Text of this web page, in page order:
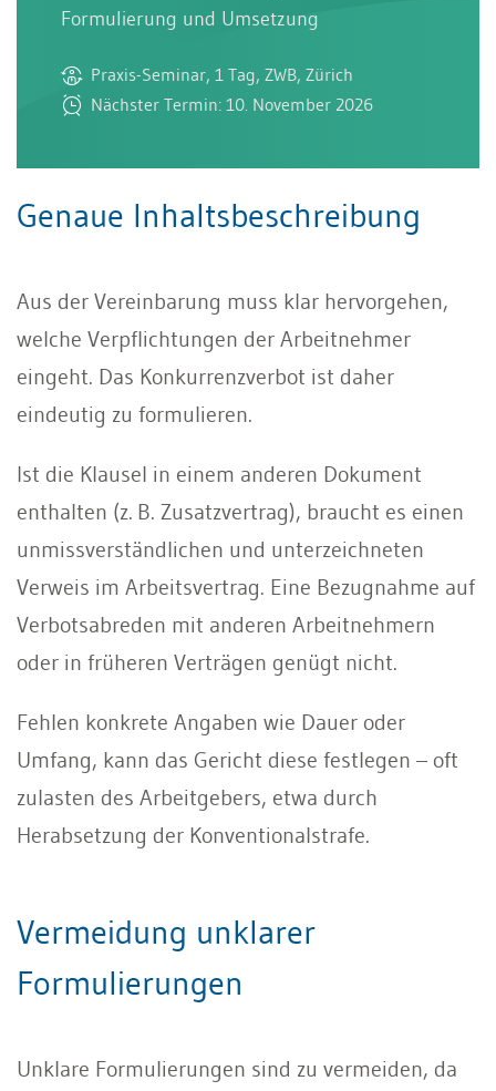
Formulierung und Umsetzung
Praxis-Seminar, 1 Tag, ZWB, Zürich
Nächster Termin: 10. November 2026
Genaue Inhaltsbeschreibung
Aus der Vereinbarung muss klar hervorgehen,
welche Verpflichtungen der Arbeitnehmer
eingeht. Das Konkurrenzverbot ist daher
eindeutig zu formulieren.
Ist die Klausel in einem anderen Dokument
enthalten (z. B. Zusatzvertrag), braucht es einen
unmissverständlichen und unterzeichneten
Verweis im Arbeitsvertrag. Eine Bezugnahme auf
Verbotsabreden mit anderen Arbeitnehmern
oder in früheren Verträgen genügt nicht.
Fehlen konkrete Angaben wie Dauer oder
Umfang, kann das Gericht diese festlegen – oft
zulasten des Arbeitgebers, etwa durch
Herabsetzung der Konventionalstrafe.
Vermeidung unklarer
Formulierungen
Unklare Formulierungen sind zu vermeiden, da